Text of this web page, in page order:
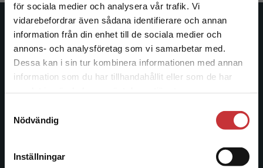
för sociala medier och analysera vår trafik. Vi
vidarebefordrar även sådana identifierare och annan
information från din enhet till de sociala medier och
annons- och analysföretag som vi samarbetar med.
Dessa kan i sin tur kombinera informationen med annan
information som du har tillhandahållit eller som de har
Nödvändig
Inställningar
Begränsad fraktregion
Det verkar som att du besöker
studentlitteratur.se via en enhet utanför Sverige.
Vi erbjuder inte leveranser utanför Sverige. För
att kunna slutföra ett köp måste
Studentlitteratur
Studentlitteratur grundades 1963 och är idag Sveriges
ledande utbildningsförlag. Med läromedel, kurslitteratur,
längs hela kunskapsresan.
Kontakta oss